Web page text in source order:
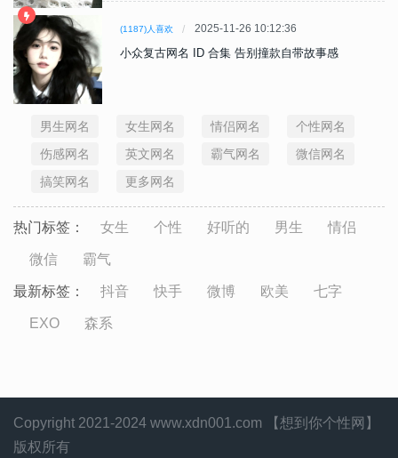
(1187)人喜欢 2025-11-26 10:12:36
小众复古网名 ID 合集 告别撞款自带故事感
男生网名 女生网名 情侣网名
个性网名
伤感网名
英文网名 霸气网名
微信网名
搞笑网名
更多网名
热门标签： 女生 个性 好听的 男生 情侣
微信 霸气
最新标签： 抖音 快手 微博 欧美 七字
EXO 森系
Copyright 2021-2024 www.xdn001.com 【想到你个性网】
版权所有